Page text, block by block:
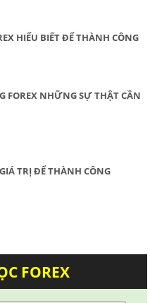
HIỂU BIẾT ĐỂ THÀNH CÔNG
FOREX NHỮNG SỰ THẬT CẦN
TRỊ ĐỂ THÀNH CÔNG
FOREX